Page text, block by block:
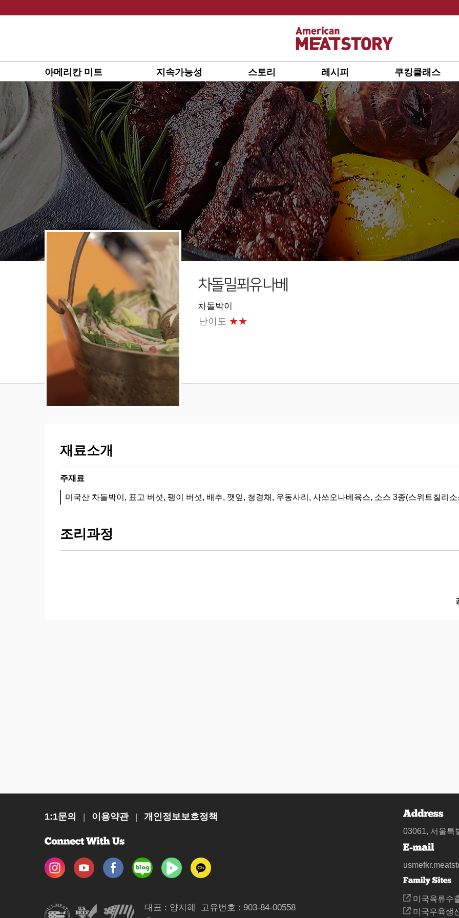
아메리칸 미트 지속가능성 스토리 레시피 쿠킹클래스
차돌밀푀유나베
차돌박이
난이도 ★★
재료소개
주재료
미국산 차돌박이, 표고 버섯, 팽이 버섯, 배추, 깻잎, 청경채, 우동사리, 사쓰오나베육스, 소스 3종(스위트칠리
조리과정
1:1문의 | 이용약관 | 개인정보보호정책
대표 : 양지혜
고유번호 : 903-84-00558
03061, 서울특
미국육류수
미국우육생